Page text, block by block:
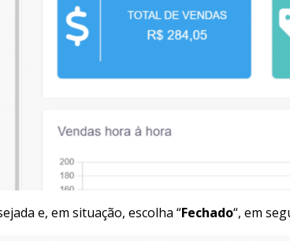
e, em situação, escolha “Fechado“, em